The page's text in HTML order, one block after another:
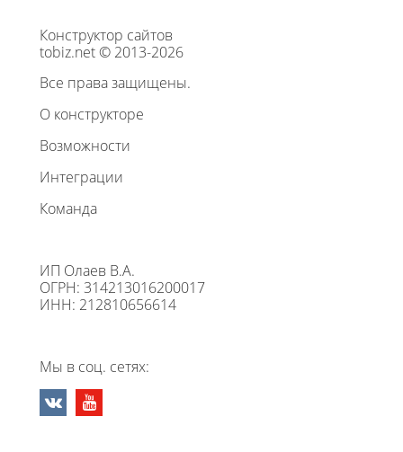
Конструктор сайтов
tobiz.net © 2013-2026
Все права защищены.
О конструкторе
Возможности
Интеграции
Команда
ИП Олаев В.А.
ОГРН: 314213016200017
ИНН: 212810656614
Мы в соц. сетях: